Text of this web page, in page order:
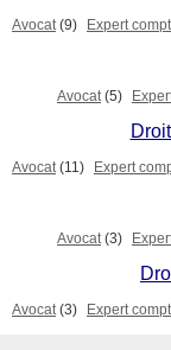
Avocat (9) Expert
Avocat (5)
Avocat (11) Expert
Avocat (3)
Avocat (3) Expert